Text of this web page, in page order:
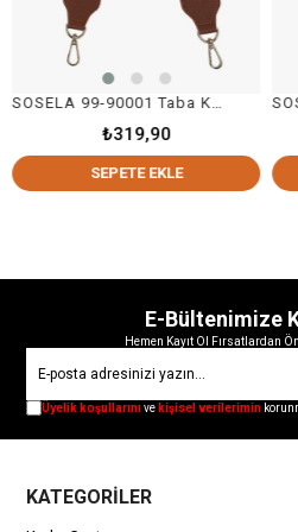
₺319,90
SEPETE EKLE
E-Bültenimize
Hemen Kayıt Ol Fırsatlardan
Üyelik koşullarınıve kişisel verilerimin
KATEGORİLER